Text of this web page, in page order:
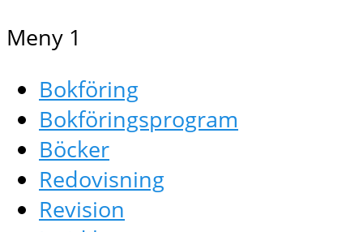
Meny 1
Bokföring
Bokföringsprogram
Böcker
Redovisning
Revision